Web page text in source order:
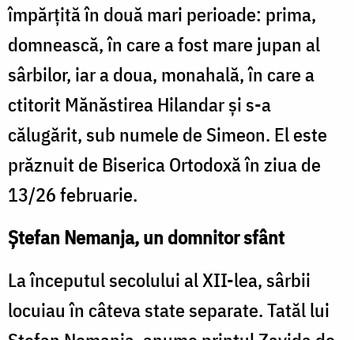
împărțită în două mari perioade: prima,
domnească, în care a fost mare jupan al
sârbilor, iar a doua, monahală, în care a
ctitorit Mănăstirea Hilandar și s-a
călugărit, sub numele de Simeon. El este
prăznuit de Biserica Ortodoxă în ziua de
13/26 februarie.
Ștefan Nemanja, un domnitor sfânt
La începutul secolului al XII-lea, sârbii
locuiau în câteva state separate. Tatăl lui